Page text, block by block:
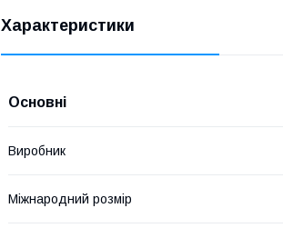
Характеристики
Основні
Виробник
Міжнародний розмір